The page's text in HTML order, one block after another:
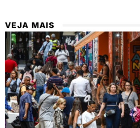
VEJA MAIS